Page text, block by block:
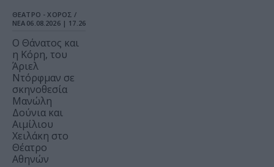
ΘΕΑΤΡΟ - ΧΟΡΟΣ /
ΝΕΑ 06.08.2026 | 17.26
Ο Θάνατος και
η Κόρη, του
Άριελ
Ντόρφμαν σε
σκηνοθεσία
Μανώλη
Δούνια και
Αιμίλιου
Χειλάκη στο
Θέατρο
Αθηνών